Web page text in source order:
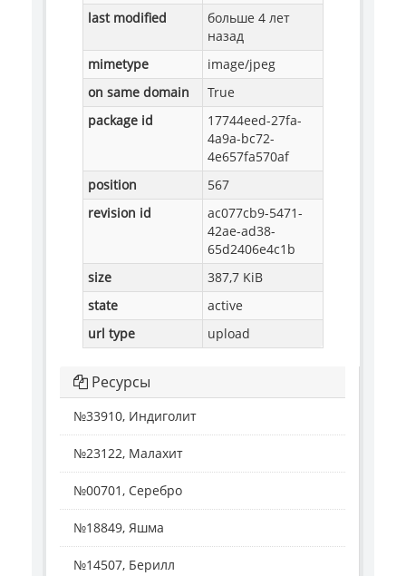
last modified
больше 4 лет
назад
mimetype
image/jpeg
on same domain
True
package id
17744eed-27fa-
4a9a-bc72-
4e657fa570af
position
567
revision id
ac077cb9-5471-
42ae-ad38-
65d2406e4c1b
size
387,7 KiB
state
active
url type
upload
Ресурсы
№33910, Индиголит
№23122, Малахит
№00701, Серебро
№18849, Яшма
№14507, Берилл